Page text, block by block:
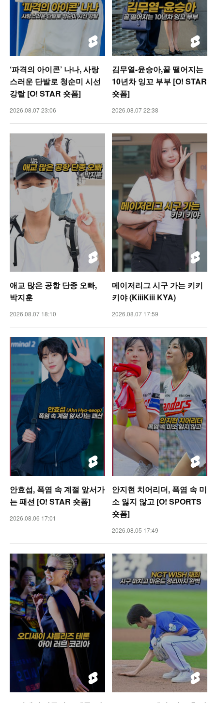
‘파격의 아이콘’ 나나, 사랑
스러운 단발로 청순미 시선
강탈 [O! STAR 숏폼]
2026.08.07 23:06
김무열-윤승아,꿀 떨어지는
10년차 잉꼬 부부 [O! STAR
숏폼]
2026.08.07 22:38
애교 많은 공항 단종 오빠,
박지훈
2026.08.07 18:10
메이저리그 시구 가는 키키
키야 (KiiiKiii KYA)
2026.08.07 17:59
안효섭, 폭염 속 계절 앞서가
는 패션 [O! STAR 숏폼]
2026.08.06 17:01
안지현 치어리더, 폭염 속 미
소 잃지 않고 [O! SPORTS
숏폼]
2026.08.05 17:49